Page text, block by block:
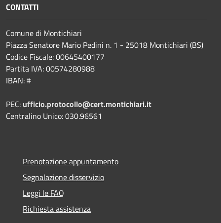
CONTATTI
Comune di Montichiari
Piazza Senatore Mario Pedini n. 1 - 25018 Montichiari (BS)
Codice Fiscale: 00645400177
Partita IVA: 00574280988
IBAN: #
PEC: ufficio.protocollo@cert.montichiari.it
Centralino Unico: 030.96561
Prenotazione appuntamento
Segnalazione disservizio
Leggi le FAQ
Richiesta assistenza